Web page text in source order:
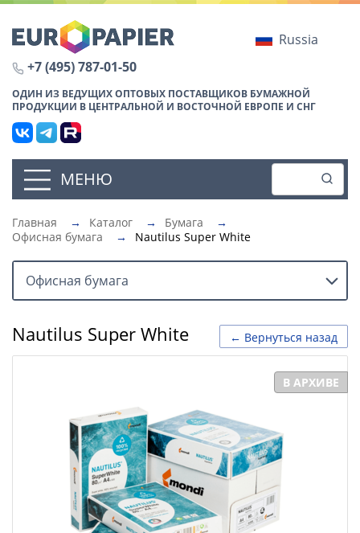
Russia
+7 (495) 787-01-50
ОДИН ИЗ ВЕДУЩИХ ОПТОВЫХ ПОСТАВЩИКОВ БУМАЖНОЙ
ПРОДУКЦИИ В ЦЕНТРАЛЬНОЙ И ВОСТОЧНОЙ ЕВРОПЕ И СНГ
МЕНЮ
Главная → Каталог → Бумага
→
Офисная бумага
→ Nautilus Super White
Офисная бумага
← Вернуться назад
Nautilus Super White
В АРХИВЕ